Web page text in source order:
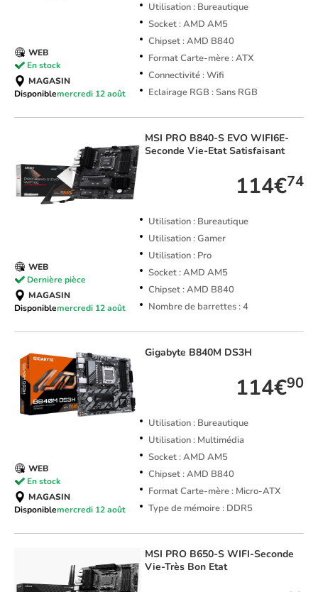
Utilisation : Bureautique
Socket : AMD AM5
Chipset : AMD B840
Format Carte-mère : ATX
Connectivité : Wifi
Eclairage RGB : Sans RGB
WEB
En stock
MAGASIN
Disponiblemercredi 12 août
MSI PRO B840-S EVO WIFI6E-
Seconde Vie-Etat Satisfaisant
114€74
Utilisation : Bureautique
Utilisation : Gamer
Utilisation : Pro
Socket : AMD AM5
Chipset : AMD B840
Nombre de barrettes : 4
WEB
Dernière pièce
MAGASIN
Disponiblemercredi 12 août
Gigabyte B840M DS3H
114€90
Utilisation : Bureautique
Utilisation : Multimédia
Socket : AMD AM5
Chipset : AMD B840
Format Carte-mère : Micro-ATX
Type de mémoire : DDR5
WEB
En stock
MAGASIN
Disponiblemercredi 12 août
MSI PRO B650-S WIFI-Seconde
Vie-Très Bon Etat